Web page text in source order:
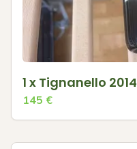
1 x Tignanello 2014
145 €